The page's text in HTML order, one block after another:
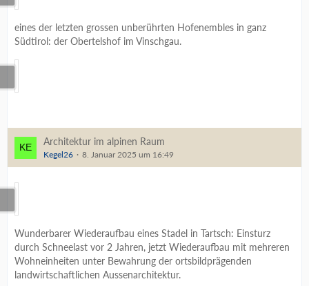
eines der letzten grossen unberührten Hofenembles in ganz
Südtirol: der Obertelshof im Vinschgau.
Architektur im alpinen Raum
Kegel26 8. Januar 2025 um 16:49
Wunderbarer Wiederaufbau eines Stadel in Tartsch: Einsturz
durch Schneelast vor 2 Jahren, jetzt Wiederaufbau mit mehreren
Wohneinheiten unter Bewahrung der ortsbildprägenden
landwirtschaftlichen Aussenarchitektur.